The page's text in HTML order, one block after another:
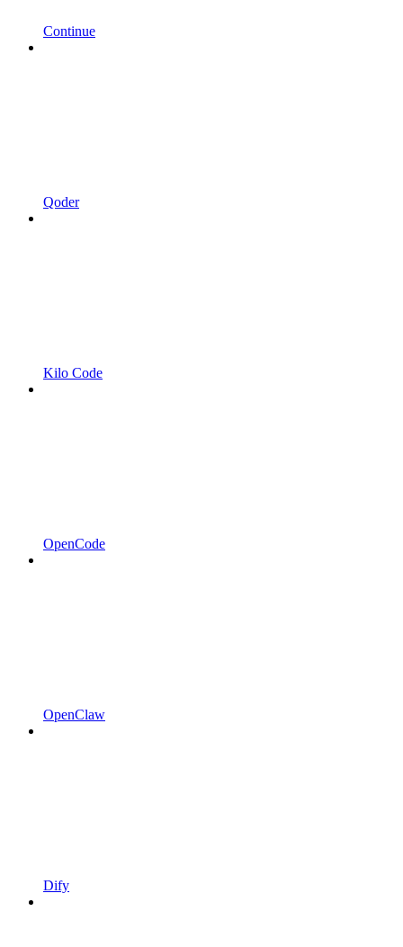
Continue
Qoder
Kilo Code
OpenCode
OpenClaw
Dify